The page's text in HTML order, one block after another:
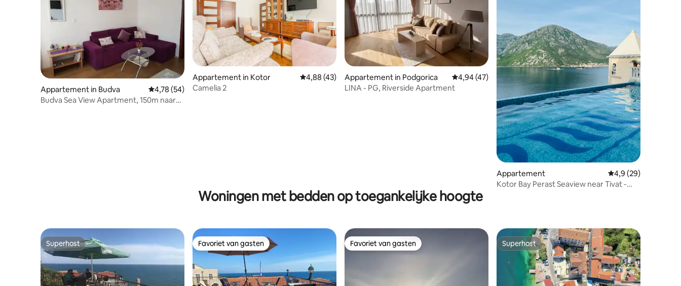
Appartement in Budva Gemiddelde beoordeling van 4,78 uit 5, 54 recensies
4,78 (54)
Budva Sea View Apartment, 150m naar
Appartement in Kotor Gemiddelde beoordeling van 4,88 uit 5, 43 recensies
4,88 (43)
Camelia 2
Appartement in Podgorica Gemiddelde beoordeling van 4,94 uit 5, 47 recensies
4,94 (47)
LINA - PG, Riverside Apartment
Appartement Gemiddelde
4,9 (29)
Kotor Bay Perast Seaview near Tivat -
Woningen met bedden op toegankelijke hoogte
Superhost
Superhost Favoriet van gasten
Favoriet van gasten Favoriet van gasten
Favoriet van gasten Superhost
Superhost